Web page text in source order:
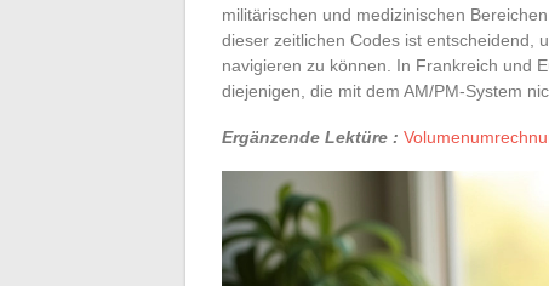
militärischen und medizinischen
dieser zeitlichen Codes ist entscheidend,
navigieren zu können. In Frankreich und
diejenigen, die mit dem AM/PM-System
Ergänzende Lektüre :